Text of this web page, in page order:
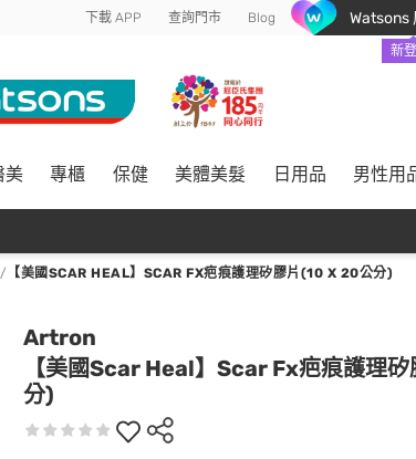
下載 APP 查詢門市 Blog Watsons
新
美 專櫃 保健 美體美髮 日用品 男性用
/ 【美國SCAR HEAL】SCAR FX疤痕護理矽膠片(10 X 20公分)
Artron
【美國Scar Heal】Scar Fx疤痕護理
分)